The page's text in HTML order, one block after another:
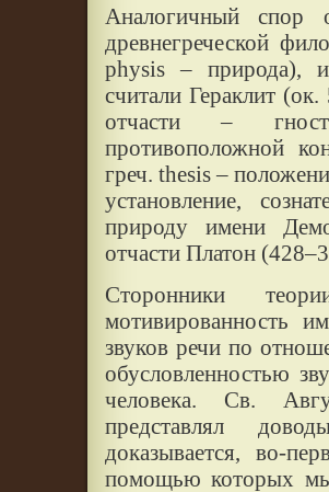
Аналогичный спор
древнегреческой
physis – природа),
считали Гераклит
отчасти –
противоположной
греч. thesis –
установление,
природу имени
отчасти Платон
Сторонники
мотивированность
звуков речи по
обусловленностью
человека. Св.
представлял
доказывается, во-
помощью которых